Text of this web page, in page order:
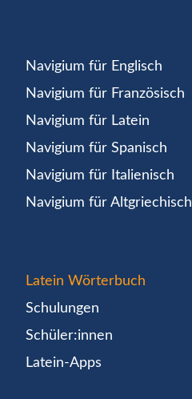
Navigium für Englisch
Navigium für Französisch
Navigium für Latein
Navigium für Spanisch
Navigium für Italienisch
Navigium für Altgriechisch
Latein Wörterbuch
Schulungen
Schüler:innen
Latein-Apps